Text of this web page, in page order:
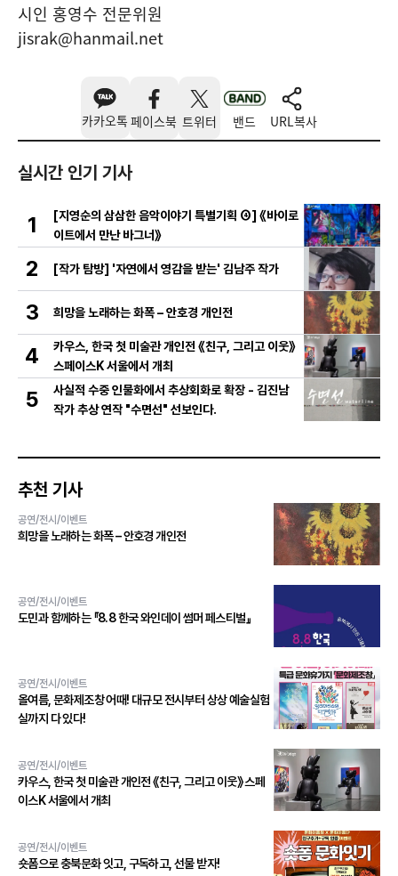
시인 홍영수 전문위원
jisrak@hanmail.net
카카오톡 페이스북 트위터 밴드 URL복사
실시간 인기 기사
1
[지영순의 삼삼한 음악이야기 특별기획 ④] 《바이로
이트에서 만난 바그너》
2 [작가 탐방] '자연에서 영감을 받는' 김남주 작가
3 희망을 노래하는 화폭 – 안호경 개인전
4
카우스, 한국 첫 미술관 개인전 《친구, 그리고 이웃》
스페이스K 서울에서 개최
5
사실적 수중 인물화에서 추상회화로 확장 - 김진남
작가 추상 연작 "수면선" 선보인다.
추천 기사
공연/전시/이벤트
희망을 노래하는 화폭 – 안호경 개인전
공연/전시/이벤트
도민과 함께하는 『8.8 한국 와인데이 썸머 페스티벌』
공연/전시/이벤트
올여름, 문화제조창 어때! 대규모 전시부터 상상 예술실험
실까지 다 있다!
공연/전시/이벤트
카우스, 한국 첫 미술관 개인전 《친구, 그리고 이웃》 스페
이스K 서울에서 개최
공연/전시/이벤트
숏폼으로 충북문화 잇고, 구독하고, 선물 받자!